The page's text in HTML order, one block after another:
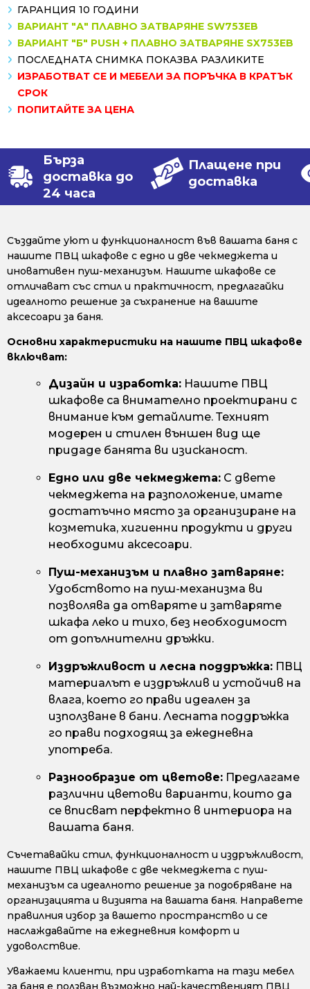
ГАРАНЦИЯ 10 ГОДИНИ
ВАРИАНТ "А" ПЛАВНО ЗАТВАРЯНЕ SW753EB
ВАРИАНТ "Б" PUSH + ПЛАВНО ЗАТВАРЯНЕ SX753EB
ПОСЛЕДНАТА СНИМКА ПОКАЗВА РАЗЛИКИТЕ
ИЗРАБОТВАТ СЕ И МЕБЕЛИ ЗА ПОРЪЧКА В КРАТЪК
СРОК
ПОПИТАЙТЕ ЗА ЦЕНА
Бърза
доставка до
24 часа
Плащене при
доставка
Създайте уют и функционалност във вашата баня с
нашите ПВЦ шкафове с едно и две чекмеджета и
иновативен пуш-механизъм. Нашите шкафове се
отличават със стил и практичност, предлагайки
идеалното решение за съхранение на вашите
аксесоари за баня.
Основни характеристики на нашите ПВЦ шкафове
включват:
Дизайн и изработка: Нашите ПВЦ
шкафове са внимателно проектирани с
внимание към детайлите. Техният
модерен и стилен външен вид ще
придаде банята ви изисканост.
Едно или две чекмеджета: С двете
чекмеджета на разположение, имате
достатъчно място за организиране на
козметика, хигиенни продукти и други
необходими аксесоари.
Пуш-механизъм и плавно затваряне:
Удобството на пуш-механизма ви
позволява да отваряте и затваряте
шкафа леко и тихо, без необходимост
от допълнителни дръжки.
Издръжливост и лесна поддръжка: ПВЦ
материалът е издръжлив и устойчив на
влага, което го прави идеален за
използване в бани. Лесната поддръжка
го прави подходящ за ежедневна
употреба.
Разнообразие от цветове: Предлагаме
различни цветови варианти, които да
се вписват перфектно в интериора на
вашата баня.
Съчетавайки стил, функционалност и издръжливост,
нашите ПВЦ шкафове с две чекмеджета с пуш-
механизъм са идеалното решение за подобряване на
организацията и визията на вашата баня. Направете
правилния избор за вашето пространство и се
наслаждавайте на ежедневния комфорт и
удоволствие.
Уважаеми клиенти, при изработката на тази мебел
за баня е ползван възможно най-качественият ПВЦ